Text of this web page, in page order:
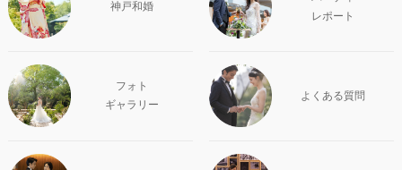
神戸和婚
レポート
フォト
ギャラリー
よくある質問